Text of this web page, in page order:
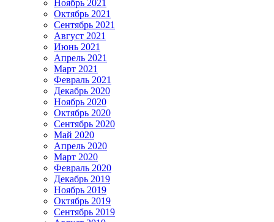
Ноябрь 2021
Октябрь 2021
Сентябрь 2021
Август 2021
Июнь 2021
Апрель 2021
Март 2021
Февраль 2021
Декабрь 2020
Ноябрь 2020
Октябрь 2020
Сентябрь 2020
Май 2020
Апрель 2020
Март 2020
Февраль 2020
Декабрь 2019
Ноябрь 2019
Октябрь 2019
Сентябрь 2019